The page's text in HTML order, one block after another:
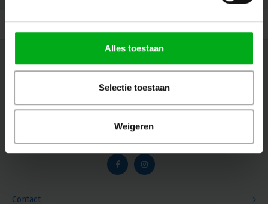
Alles toestaan
Selectie toestaan
Weigeren
Contact
Nieuwsbrief
Ontvang de laatste updates, nieuws en aanbiedingen via email